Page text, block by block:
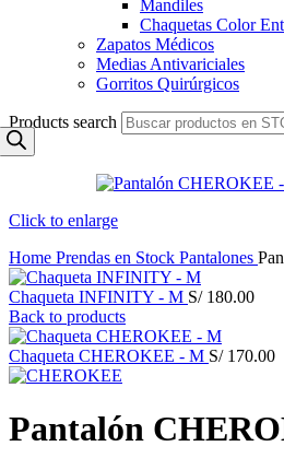
Mandiles
Chaquetas Color
Zapatos Médicos
Medias Antivariciales
Gorritos Quirúrgicos
Products search
Click to enlarge
Home Prendas en Stock Pantalones
Chaqueta INFINITY - M S/180.00
Back to products
Chaqueta CHEROKEE - M S/170.00
Pantalón